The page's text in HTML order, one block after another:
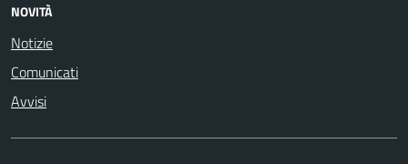
NOVITÀ
Notizie
Comunicati
Avvisi